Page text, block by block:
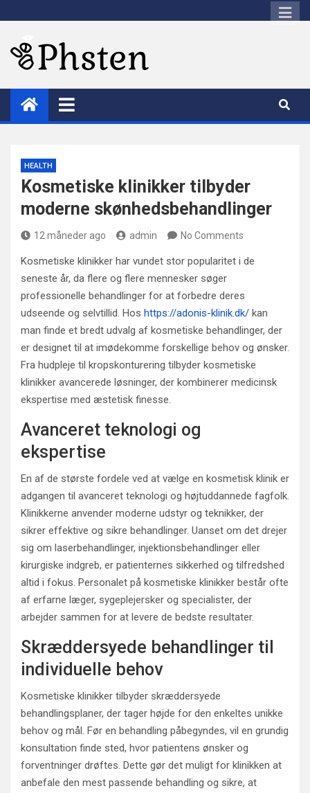
to
content
Phsten
HEALTH
Kosmetiske klinikker tilbyder
moderne skønhedsbehandlinger
12 måneder ago admin No Comments
Kosmetiske klinikker har vundet stor popularitet i de
seneste år, da flere og flere mennesker søger
professionelle behandlinger for at forbedre deres
udseende og selvtillid. Hos https://adonis-klinik.dk/ kan
man finde et bredt udvalg af kosmetiske behandlinger, der
er designet til at imødekomme forskellige behov og ønsker.
Fra hudpleje til kropskonturering tilbyder kosmetiske
klinikker avancerede løsninger, der kombinerer medicinsk
ekspertise med æstetisk finesse.
Avanceret teknologi og
ekspertise
En af de største fordele ved at vælge en kosmetisk klinik er
adgangen til avanceret teknologi og højtuddannede fagfolk.
Klinikkerne anvender moderne udstyr og teknikker, der
sikrer effektive og sikre behandlinger. Uanset om det drejer
sig om laserbehandlinger, injektionsbehandlinger eller
kirurgiske indgreb, er patienternes sikkerhed og tilfredshed
altid i fokus. Personalet på kosmetiske klinikker består ofte
af erfarne læger, sygeplejersker og specialister, der
arbejder sammen for at levere de bedste resultater.
Skræddersyede behandlinger til
individuelle behov
Kosmetiske klinikker tilbyder skræddersyede
behandlingsplaner, der tager højde for den enkeltes unikke
behov og mål. Før en behandling påbegyndes, vil en grundig
konsultation finde sted, hvor patientens ønsker og
forventninger drøftes. Dette gør det muligt for klinikken at
anbefale den mest passende behandling og sikre, at